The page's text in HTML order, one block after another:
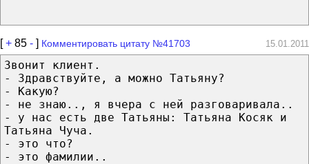
[+ 85 - ] Комментировать цитату №41703 15.01.2011
Звонит клиент.
- Здравствуйте, а можно Татьяну?
- Какую?
- не знаю.., я вчера с ней разговаривала..
- у нас есть две Татьяны: Татьяна Косяк и
Татьяна Чуча.
- это что?
- это фамилии..